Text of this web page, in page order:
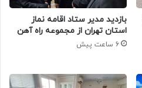
بازدید مدیر ستاد اقامه نماز
استان تهران از مجموعه راه آهن
6 ساعت پیش